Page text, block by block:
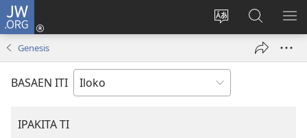
JW.ORG
Baliwan
lengguahe
ti
site
Ag-
log
(manglukat
iti
Agbirok
iti
JW.ORG
Genesis
BASAEN ITI
IPAKITA TI